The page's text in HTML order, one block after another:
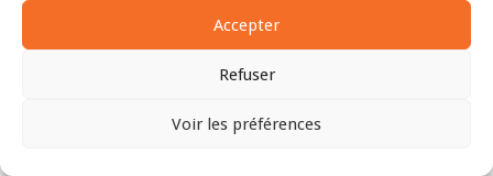
Accepter
Refuser
Voir les préférences
Au-delà des questions techniques (pour ne pas dire
arides) évoquées dans l’affaire
être envisagés comme un appel à la constitutionnalisation